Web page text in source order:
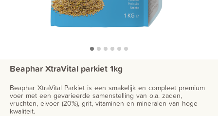
Beaphar XtraVital parkiet 1kg
Beaphar XtraVital Parkiet is een smakelijk en compleet premium
voer met een gevarieerde samenstelling van o.a. zaden,
vruchten, eivoer (20%), grit, vitaminen en mineralen van hoge
kwaliteit.